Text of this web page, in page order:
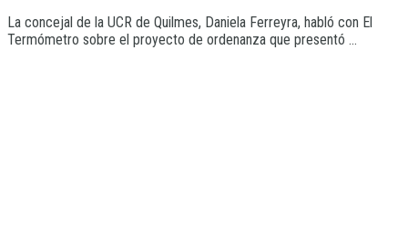
La concejal de la UCR de Quilmes, Daniela Ferreyra, habló con El
Termómetro sobre el proyecto de ordenanza que presentó ...